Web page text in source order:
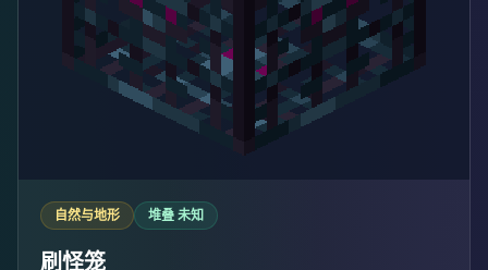
自然与地形 堆叠 未知
刷怪笼